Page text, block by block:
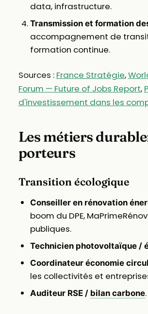
data, infrastructure.
Transmission et formation
accompagnement de
formation continue.
Sources : France Stratégie,
Forum — Future of Jobs Report,
d'investissement dans les
Les métiers
porteurs
Transition écologique
Conseiller en rénovation
boom du DPE,
publiques.
Technicien photovoltaïque /
Coordinateur économie
les collectivités et
Auditeur RSE / bilan carbone.